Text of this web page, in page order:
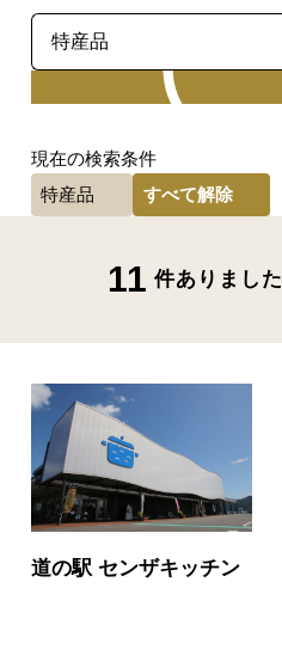
現在の検索条件
特産品
すべて解除
11 件ありました
道の駅 センザキッチン